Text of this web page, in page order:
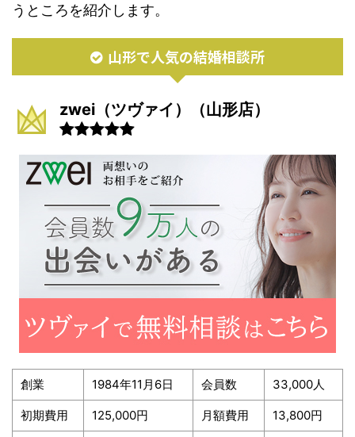
うところを紹介します。
山形で人気の結婚相談所
zwei（ツヴァイ）（山形店）
創業 1984年11月6日 会員数 33,000人
初期費用 125,000円 月額費用 13,800円